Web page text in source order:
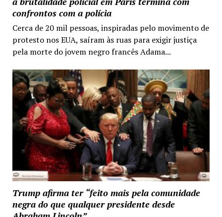
confrontos com a polícia
Cerca de 20 mil pessoas, inspiradas pelo movimento de
protesto nos EUA, saíram às ruas para exigir justiça
pela morte do jovem negro francês Adama...
Trump afirma ter “feito mais pela comunidade
negra do que qualquer presidente desde